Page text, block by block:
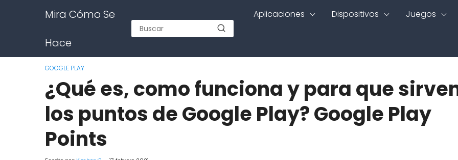
Mira Cómo Se
Hace
Aplicaciones Dispositivos Juegos
GOOGLE PLAY
¿Qué es, como funciona y para que
los puntos de Google Play? Google Play
Points